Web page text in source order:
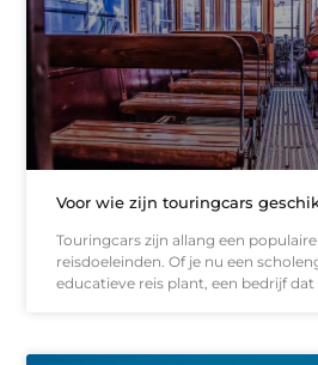
Voor wie zijn touringcars
Touringcars zijn allang een
reisdoeleinden. Of je nu een
educatieve reis plant, een bedrijf dat